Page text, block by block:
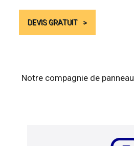
DEVIS GRATUIT
Notre compagnie de